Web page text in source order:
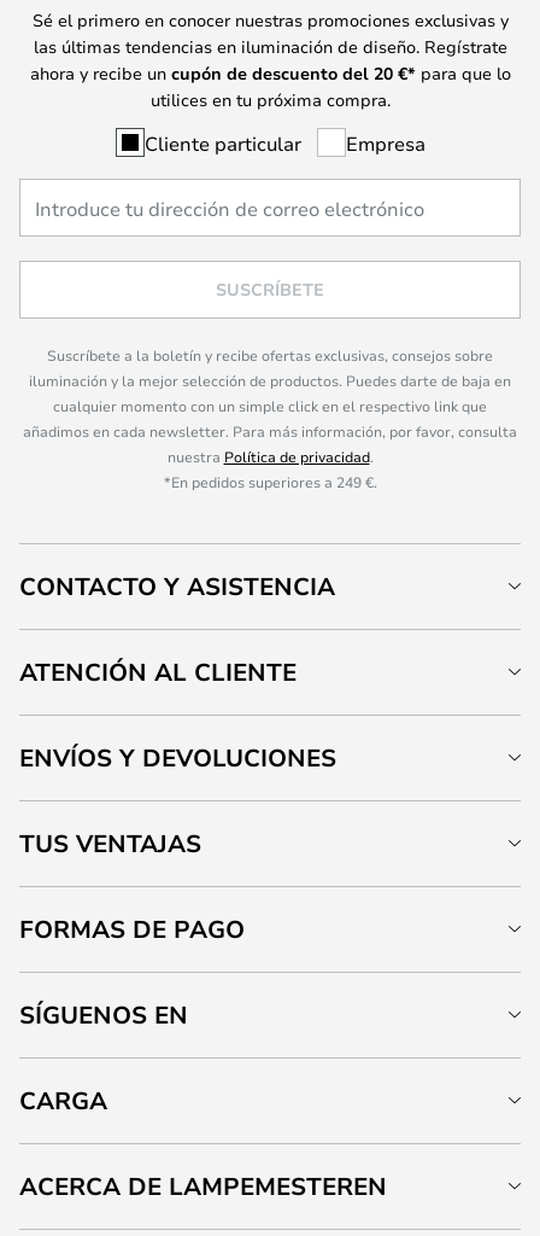
Sé el primero en conocer nuestras promociones exclusivas y
las últimas tendencias en iluminación de diseño. Regístrate
ahora y recibe un cupón de descuento del 20 €* para que lo
utilices en tu próxima compra.
Cliente particular Empresa
SUSCRÍBETE
Suscríbete a la boletín y recibe ofertas exclusivas, consejos sobre
iluminación y la mejor selección de productos. Puedes darte de baja en
cualquier momento con un simple click en el respectivo link que
añadimos en cada newsletter. Para más información, por favor, consulta
nuestra Política de privacidad.
*En pedidos superiores a 249 €.
CONTACTO Y ASISTENCIA
ATENCIÓN AL CLIENTE
ENVÍOS Y DEVOLUCIONES
TUS VENTAJAS
FORMAS DE PAGO
SÍGUENOS EN
CARGA
ACERCA DE LAMPEMESTEREN